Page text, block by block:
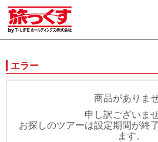
エラー
商品がありま
申し訳ございませ
お探しのツアーは設定期間が終
ます。